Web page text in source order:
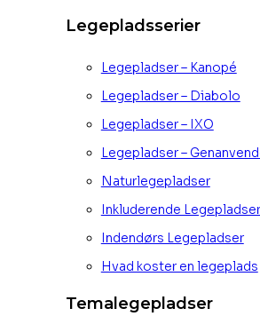
Legepladsserier
Legepladser – Kanopé
Legepladser – Diabolo
Legepladser – IXO
Legepladser –
Naturlegepladser
Inkluderende Legepladser
Indendørs Legepladser
Hvad koster en legeplads
Temalegepladser